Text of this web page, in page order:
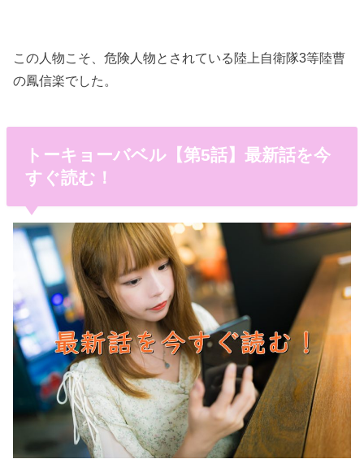
この人物こそ、危険人物とされている陸上自衛隊3等陸曹
の鳳信楽でした。
トーキョーバベル【第5話】最新話を今
すぐ読む！